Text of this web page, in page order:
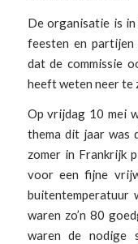
De organisatie is in
feesten en partijen
dat de commissie
heeft weten neer te
Op vrijdag 10 mei
thema dit jaar was
zomer in Frankrijk
voor een fijne
buitentemperatuur
waren zo’n 80
waren de nodige